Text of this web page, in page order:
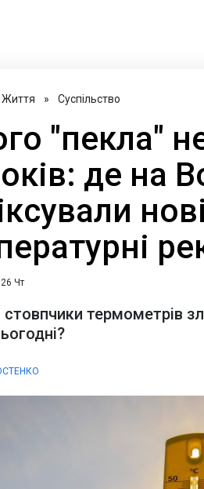
Життя » Суспільство
"пекла"
де на
нові
Чт
термометрів